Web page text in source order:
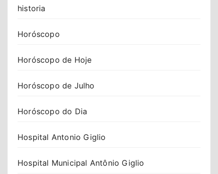
historia
Horóscopo
Horóscopo de Hoje
Horóscopo de Julho
Horóscopo do Dia
Hospital Antonio Giglio
Hospital Municipal Antônio Giglio